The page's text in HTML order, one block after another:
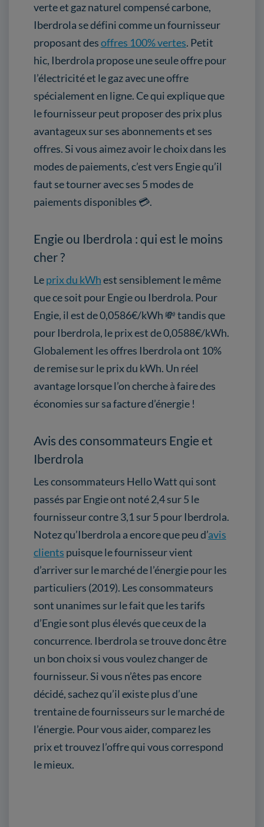
verte et gaz naturel compensé carbone,
Iberdrola se défini comme un fournisseur
proposant desoffres 100% vertes. Petit
hic, Iberdrola propose une seule offre pour
l’électricité et le gaz avec une offre
spécialement en ligne. Ce qui explique que
le fournisseur peut proposer des prix plus
avantageux sur ses abonnements et ses
offres. Si vous aimez avoir le choix dans les
modes de paiements, c’est vers Engie qu’il
faut se tourner avec ses 5 modes de
paiements disponibles 💳.
Engie ou Iberdrola : qui est le moins
cher ?
Leprix du kWhest sensiblement le même
que ce soit pour Engie ou Iberdrola. Pour
Engie, il est de 0,0586€/kWh 💸 tandis que
pour Iberdrola, le prix est de 0,0588€/kWh.
Globalement les offres Iberdrola ont 10%
de remise sur le prix du kWh. Un réel
avantage lorsque l’on cherche à faire des
économies sur sa facture d’énergie !
Avis des consommateurs Engie et
Iberdrola
Les consommateurs Hello Watt qui sont
passés par Engie ont noté 2,4 sur 5 le
fournisseur contre 3,1 sur 5 pour Iberdrola.
Notez qu’Iberdrola a encore que peu d’avis
clients puisque le fournisseur vient
d’arriver sur le marché de l’énergie pour les
particuliers (2019). Les consommateurs
sont unanimes sur le fait que les tarifs
d’Engie sont plus élevés que ceux de la
concurrence. Iberdrola se trouve donc être
un bon choix si vous voulez changer de
fournisseur. Si vous n’êtes pas encore
décidé, sachez qu’il existe plus d’une
trentaine de fournisseurs sur le marché de
l’énergie. Pour vous aider, comparez les
prix et trouvez l’offre qui vous correspond
le mieux.